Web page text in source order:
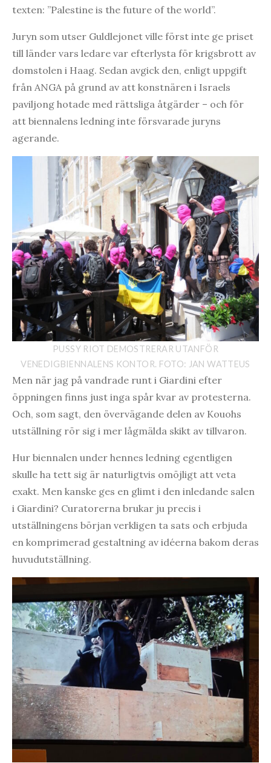
texten: ”Palestine is the future of the world”.
Juryn som utser Guldlejonet ville först inte ge priset
till länder vars ledare var efterlysta för krigsbrott av
domstolen i Haag. Sedan avgick den, enligt uppgift
från ANGA på grund av att konstnären i Israels
paviljong hotade med rättsliga åtgärder – och för
att biennalens ledning inte försvarade juryns
agerande.
PUSSY RIOT DEMOSTRERAR UTANFÖR
VENEDIGBIENNALENS KONTOR. FOTO: JAN WATTEUS
Men när jag på vandrade runt i Giardini efter
öppningen finns just inga spår kvar av protesterna.
Och, som sagt, den övervägande delen av Kouohs
utställning rör sig i mer lågmälda skikt av tillvaron.
Hur biennalen under hennes ledning egentligen
skulle ha tett sig är naturligtvis omöjligt att veta
exakt. Men kanske ges en glimt i den inledande salen
i Giardini? Curatorerna brukar ju precis i
utställningens början verkligen ta sats och erbjuda
en komprimerad gestaltning av idéerna bakom deras
huvudutställning.